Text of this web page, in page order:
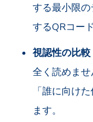
する最小限
するQRコー
視認性の比較
全く読めま
「誰に向け
ます。